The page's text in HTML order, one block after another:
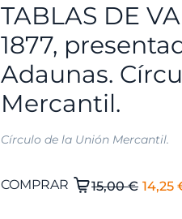
TABLAS DE
1877,
Adaunas.
Mercantil.
Círculo de la Unión Mercantil.
15,00€ El
14,25
TABLAS
COMPRAR